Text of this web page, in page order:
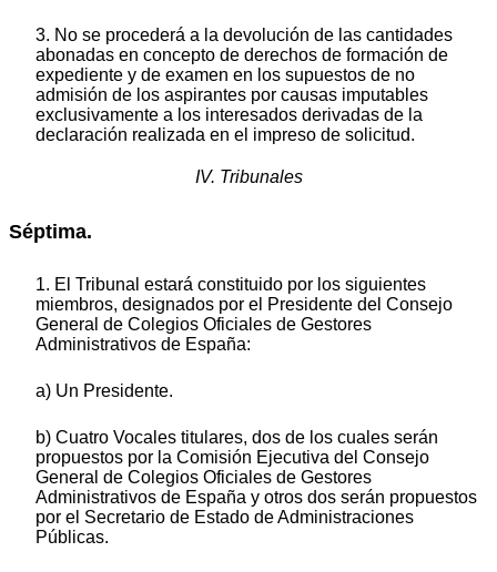
3. No se procederá a la devolución de las cantidades
abonadas en concepto de derechos de formación de
expediente y de examen en los supuestos de no
admisión de los aspirantes por causas imputables
exclusivamente a los interesados derivadas de la
declaración realizada en el impreso de solicitud.
IV. Tribunales
Séptima.
1. El Tribunal estará constituido por los siguientes
miembros, designados por el Presidente del Consejo
General de Colegios Oficiales de Gestores
Administrativos de España:
a) Un Presidente.
b) Cuatro Vocales titulares, dos de los cuales serán
propuestos por la Comisión Ejecutiva del Consejo
General de Colegios Oficiales de Gestores
Administrativos de España y otros dos serán propuestos
por el Secretario de Estado de Administraciones
Públicas.